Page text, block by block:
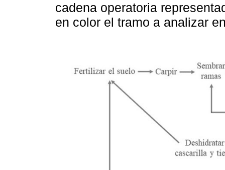
cadena operatoria
en color el tramo a analizar